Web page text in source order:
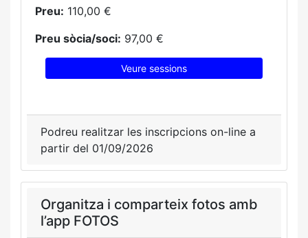
Preu: 110,00 €
Preu sòcia/soci: 97,00 €
Veure sessions
Podreu realitzar les inscripcions on-line a
partir del 01/09/2026
Organitza i comparteix fotos amb
l’app FOTOS